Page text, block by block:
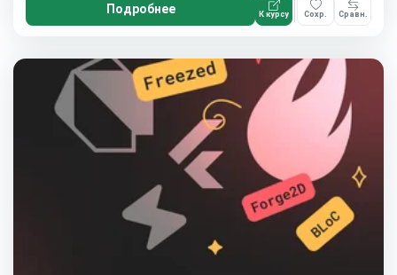
Подробнее К курсу Сохр. Сравн.